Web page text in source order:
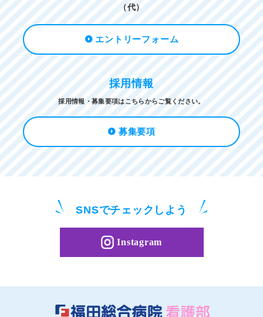
（代）
エントリーフォーム
採用情報
採用情報・募集要項はこちらからご覧ください。
募集要項
SNSでチェックしよう
Instagram